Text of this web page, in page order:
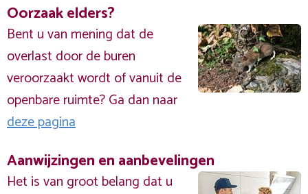
Oorzaak elders?
Bent u van mening dat de
overlast door de buren
veroorzaakt wordt of vanuit de
openbare ruimte? Ga dan naar
deze pagina
Aanwijzingen en aanbevelingen
Het is van groot belang dat u